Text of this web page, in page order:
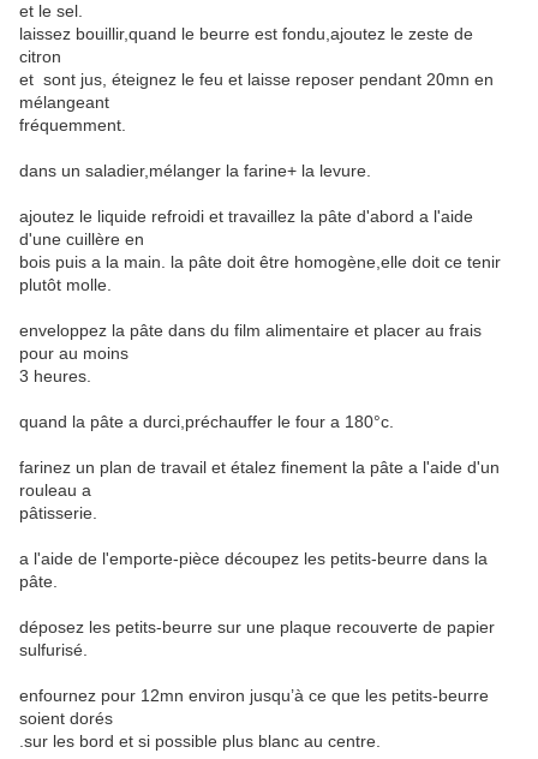
et le sel.
laissez bouillir,quand le beurre est fondu,ajoutez le zeste de
citron
et sont jus, éteignez le feu et laisse reposer pendant 20mn en
mélangeant
fréquemment.
dans un saladier,mélanger la farine+ la levure.
ajoutez le liquide refroidi et travaillez la pâte d'abord a l'aide
d'une cuillère en
bois puis a la main. la pâte doit être homogène,elle doit ce tenir
plutôt molle.
enveloppez la pâte dans du film alimentaire et placer au frais
pour au moins
3 heures.
quand la pâte a durci,préchauffer le four a 180°c.
farinez un plan de travail et étalez finement la pâte a l'aide d'un
rouleau a
pâtisserie.
a l'aide de l'emporte-pièce découpez les petits-beurre dans la
pâte.
déposez les petits-beurre sur une plaque recouverte de papier
sulfurisé.
enfournez pour 12mn environ jusqu’à ce que les petits-beurre
soient dorés
.sur les bord et si possible plus blanc au centre.